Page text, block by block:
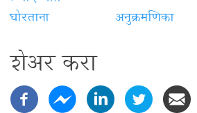
घोरताना
अनुक्रमणिका
शेअर करा